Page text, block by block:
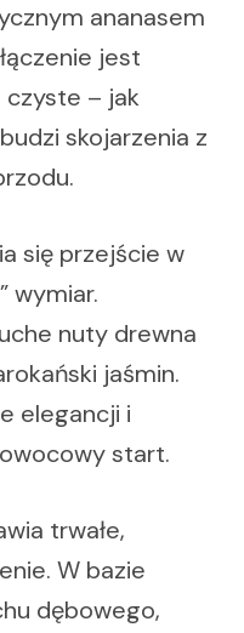
ananasem
jest
czyste – jak
skojarzenia z
się przejście w
wymiar.
nuty drewna
jaśmin.
elegancji i
start.
trwałe,
W bazie
dębowego,